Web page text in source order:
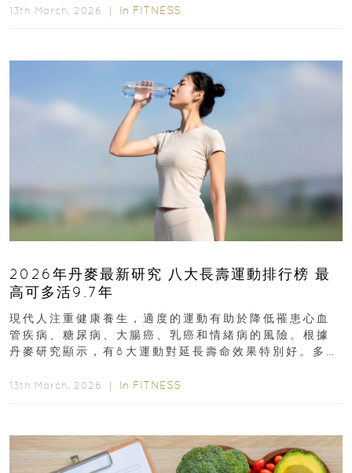
13th March, 2026 ｜ In FITNESS
2026年丹麥最新研究 八大長壽運動排行榜 最
高可多活9.7年
現代人注重健康養生，適度的運動有助於降低罹患心血
管疾病、糖尿病、大腸癌、乳癌和情緒病的風險。根據
丹麥研究顯示，有8大運動對延長壽命效果特別好。多做
13th March, 2026 ｜ In FITNESS